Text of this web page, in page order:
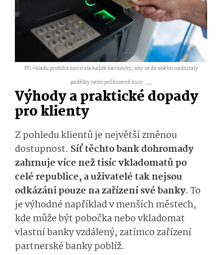
Při vkladu probíhá kontrola každé bankovky, aby se do oběhu nedostaly
padělky nebo poškozené kusy. ,...
Výhody a praktické dopady
pro klienty
Z pohledu klientů je největší změnou
dostupnost. Síť těchto bank dohromady
zahrnuje více než tisíc vkladomatů po
celé republice, a uživatelé tak nejsou
odkázáni pouze na zařízení své banky. To
je výhodné například v menších městech,
kde může být pobočka nebo vkladomat
vlastní banky vzdálený, zatímco zařízení
partnerské banky poblíž.